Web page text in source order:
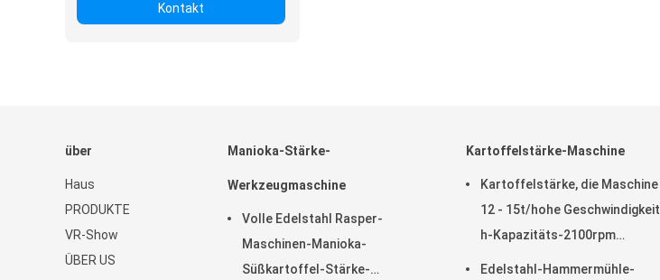
Kontakt
über
Haus
PRODUKTE
VR-Show
ÜBER US
Manioka-Stärke-
Werkzeugmaschine
Volle Edelstahl Rasper-
Maschinen-Manioka-
Süßkartoffel-Stärke-
Kartoffelstärke-Maschine
Kartoffelstärke, die Maschine
12 - 15t/hohe Geschwindigkeit
h-Kapazitäts-2100rpm
Edelstahl-Hammermühle-